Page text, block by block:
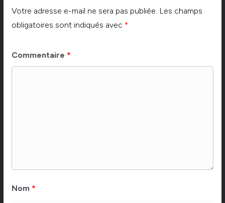
Votre adresse e-mail ne sera pas publiée. Les champs
obligatoires sont indiqués avec *
Commentaire *
Nom *